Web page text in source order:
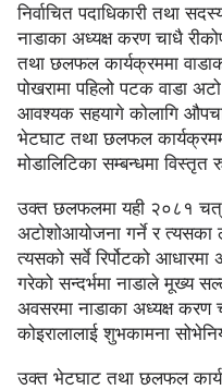
निर्वाचित पदाधिकारी तथा
नाडाका अध्यक्ष करण चाधै
तथा छलफल कार्यक्रममा
पोखरामा पहिलो पटक वाडा
आवश्यक सहयागे कोलागि
भेटघाट तथा छलफल
मोडालिटिका सम्बन्धमा
उक्त छलफलमा यही २०८१
अटोशोआयोजना गर्ने र त्यसका
त्यसको सर्वे रिर्पोटको
गरेको सन्दर्भमा नाडाले मूख्य
अवसरमा नाडाका अध्यक्ष करण
कोइरालालाई शुभकामना
उक्त भेटघाट तथा छलफल